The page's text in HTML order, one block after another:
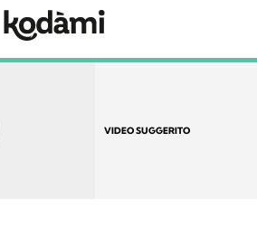
VIDEO SUGGERITO